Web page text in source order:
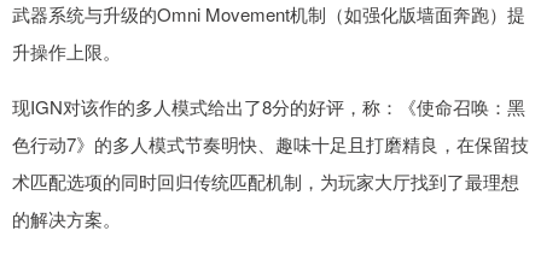
武器系统与升级的Omni Movement机制（如强化版墙面奔跑）提
升操作上限。
现IGN对该作的多人模式给出了8分的好评，称：《使命召唤：黑
色行动7》的多人模式节奏明快、趣味十足且打磨精良，在保留技
术匹配选项的同时回归传统匹配机制，为玩家大厅找到了最理想
的解决方案。